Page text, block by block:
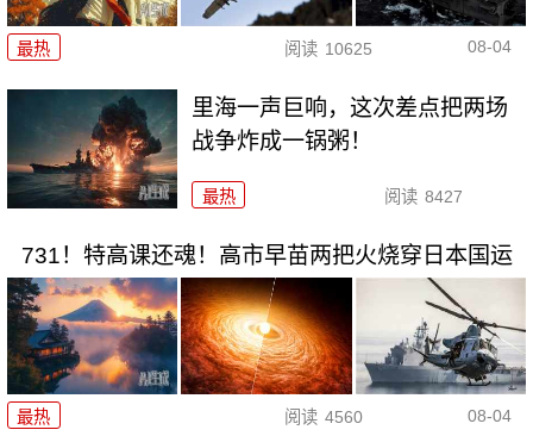
最热 阅读 10625 08-04
里海一声巨响，这次差点把两场
战争炸成一锅粥！
最热 阅读 8427
731！特高课还魂！高市早苗两把火烧穿日本国运
最热 阅读 4560 08-04